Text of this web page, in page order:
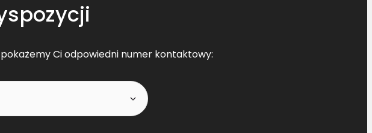
Ci odpowiedni numer kontaktowy: